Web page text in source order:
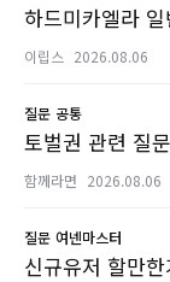
하드미카엘라
이립스 2026.08.06
질문 공통
토벌권 관련 질
함께라면 2026.08.06
질문 여넨마스터
신규유저 할만한